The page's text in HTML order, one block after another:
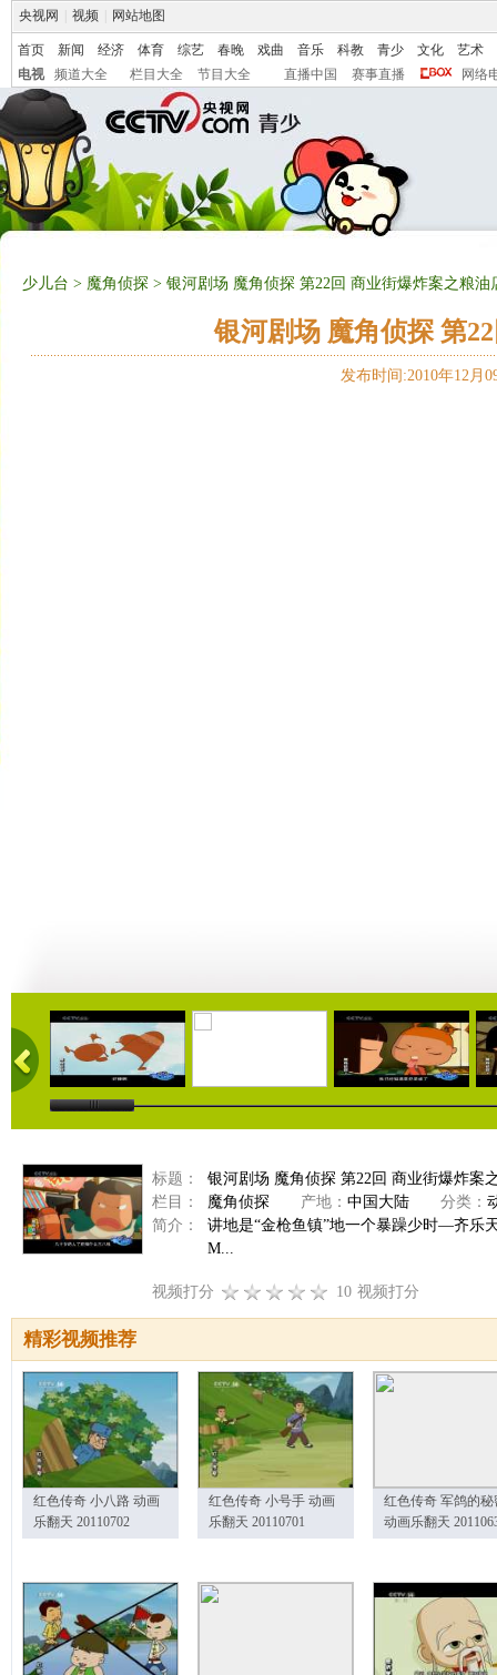
央视网 视频 网站地图
首页 新闻 经济 体育 综艺 春晚 戏曲 音乐 科教 青少 文化
艺术
电视
频道大全 栏目大全 节目大全 直播中国 赛事直播 网络
少儿台 > 魔角侦探 > 银河剧场 魔角侦探 第22回 商业街爆炸案之粮油
银河剧场 魔角侦探 第
发布时间:2010年12月
09:43 08:56 09:26
标题：
银河剧场 魔角侦探 第22回 商业街爆炸案
栏目：
魔角侦探 产地： 中国大陆 分类：
简介：
讲地是“金枪鱼镇”地一个暴躁少时—齐乐
M...
视频打分 10 视频打分
精彩视频推荐
红色传奇 小八路 动画
乐翻天 20110702
红色传奇 小号手 动画
乐翻天 20110701
红色传奇 军鸽的秘
动画乐翻天